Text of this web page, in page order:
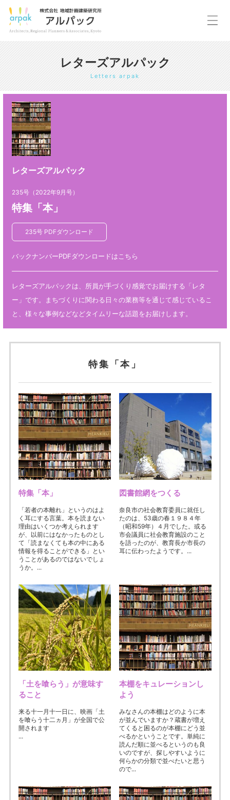
レターズアルパック
Letters arpak
レターズアルパック
235号（2022年9月号）
特集「本」
235号 PDFダウンロード
バックナンバーPDFダウンロードはこちら
レターズアルパックは、所員が手づくり感覚でお届けする「レタ
ー」です。まちづくりに関わる日々の業務等を通じて感じているこ
と、様々な事例などなどタイムリーな話題をお届けします。
特集「本」
特集「本」
「若者の本離れ」というのはよ
く耳にする言葉。本を読まない
理由はいくつか考えられます
が、以前にはなかったものとし
て「読まなくても本の中にある
情報を得ることができる」とい
うことがあるのではないでしょ
うか。...
図書館網をつくる
奈良市の社会教育委員に就任し
たのは、53歳の春１９８４年
（昭和59年）４月でした。或る
市会議員に社会教育施設のこと
を語ったのが、教育長か市長の
耳に伝わったようです。...
「土を喰らう」が意味す
ること
来る十一月十一日に、映画「土
を喰らう十二ヵ月」が全国で公
開されます
...
本棚をキュレーションし
よう
みなさんの本棚はどのように本
が並んでいますか？蔵書が増え
てくると困るのが本棚にどう並
べるかということです。単純に
読んだ順に並べるというのも良
いのですが、探しやすいように
何らかの分類で並べたいと思う
ので...